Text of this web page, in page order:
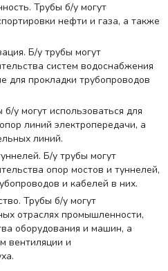
Трубы б/у могут
нефти и газа, а также
Б/у трубы могут
систем водоснабжения
для прокладки трубопроводов
у могут использоваться для
линий электропередачи, а
линий.
Б/у трубы могут
опор мостов и туннелей,
и кабелей в них.
Трубы б/у могут
отраслях промышленности,
оборудования и машин, а
вентиляции и